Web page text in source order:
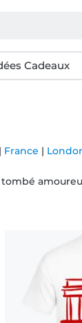
Cadeaux
| France |
tombé